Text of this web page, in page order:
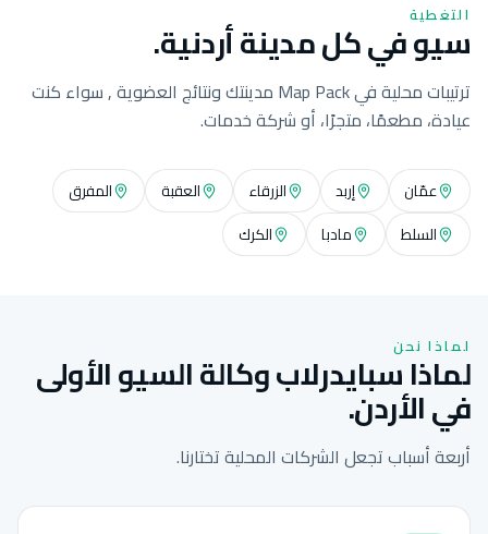
التغطية
سيو في كل مدينة أردنية.
ترتيبات محلية في Map Pack مدينتك ونتائج العضوية , سواء كنت
عيادة، مطعمًا، متجرًا، أو شركة خدمات.
عمّان إربد الزرقاء العقبة
المفرق
السلط
مادبا الكرك
لماذا نحن
لماذا سبايدرلاب وكالة السيو الأولى
في الأردن.
أربعة أسباب تجعل الشركات المحلية تختارنا.